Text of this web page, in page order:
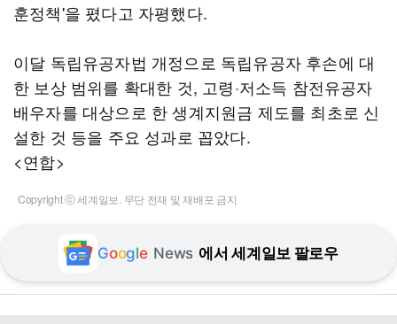
훈정책'을 폈다고 자평했다.
이달 독립유공자법 개정으로 독립유공자 후손에 대
한 보상 범위를 확대한 것, 고령·저소득 참전유공자
배우자를 대상으로 한 생계지원금 제도를 최초로 신
설한 것 등을 주요 성과로 꼽았다.
<연합>
Copyright ⓒ 세계일보. 무단 전재 및 재배포 금지
Google News 에서 세계일보 팔로우